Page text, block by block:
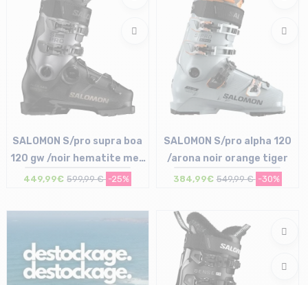
SALOMON S/pro supra boa
120 gw /noir hematite met
titanium met
449,99€ 599,99 € -25%
27/27.5 cm | 29/29.5 cm
SALOMON S/pro alpha 120
/arona noir orange tiger
384,99€ 549,99 € -30%